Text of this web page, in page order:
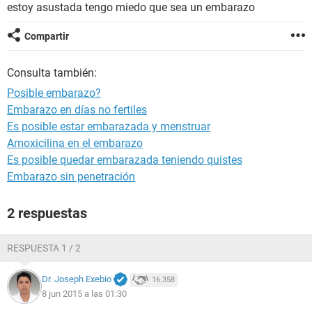
estoy asustada tengo miedo que sea un embarazo
Compartir
Consulta también:
Posible embarazo?
Embarazo en días no fertiles
Es posible estar embarazada y menstruar
Amoxicilina en el embarazo
Es posible quedar embarazada teniendo quistes
Embarazo sin penetración
2 respuestas
RESPUESTA 1 / 2
Dr. Joseph Exebio 16.358
8 jun 2015 a las 01:30